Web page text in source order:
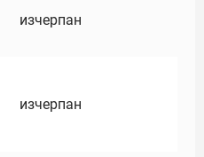
изчерпан
изчерпан